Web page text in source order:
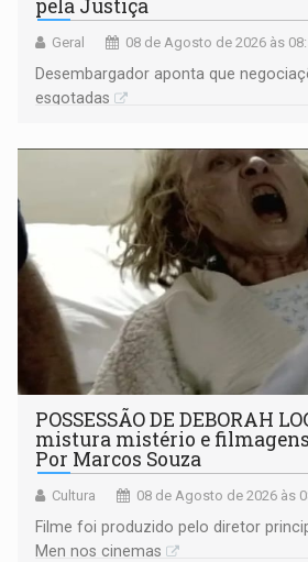
pela Justiça
Geral 08 de Agosto de 2026 às
Desembargador aponta que
esgotadas
POSSESSÃO DE DEBORAH
mistura mistério e
Por Marcos Souza
Cultura 08 de Agosto de 2026 às
Filme foi produzido pelo diretor
Men nos cinemas